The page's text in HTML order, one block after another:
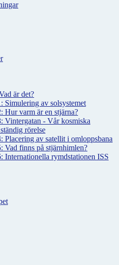
är det?
Simulering av solsystemet
Hur varm är en stjärna?
Vintergatan - Vår kosmiska
rörelse
Placering av satellit i omloppsbana
Vad finns på stjärnhimlen?
Internationella rymdstationen ISS